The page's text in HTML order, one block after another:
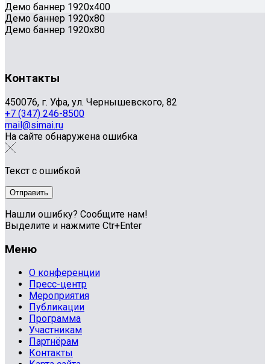
Демо баннер 1920х400
Демо баннер 1920x80
Демо баннер 1920x80
Контакты
450076, г. Уфа, ул. Чернышевского, 82
+7 (347) 246-8500
mail@simai.ru
На сайте обнаружена ошибка
Текст с ошибкой
Нашли ошибку? Сообщите нам!
Выделите и нажмите Ctr+Enter
Меню
О конференции
Пресс-центр
Мероприятия
Публикации
Программа
Участникам
Партнёрам
Контакты